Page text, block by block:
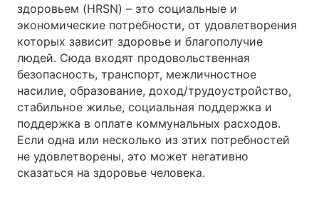
здоровьем (HRSN) – это социальные и
экономические потребности, от удовлетворения
которых зависит здоровье и благополучие
людей. Сюда входят продовольственная
безопасность, транспорт, межличностное
насилие, образование, доход/трудоустройство,
стабильное жилье, социальная поддержка и
поддержка в оплате коммунальных расходов.
Если одна или несколько из этих потребностей
не удовлетворены, это может негативно
сказаться на здоровье человека.